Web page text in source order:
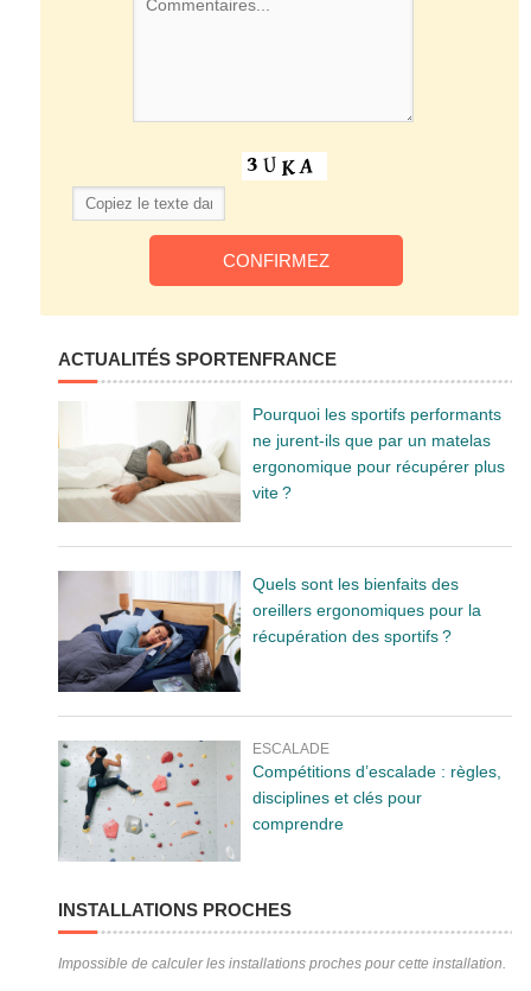
ACTUALITÉS SPORTENFRANCE
Pourquoi les sportifs performants
ne jurent-ils que par un matelas
ergonomique pour récupérer plus
vite ?
Quels sont les bienfaits des
oreillers ergonomiques pour la
récupération des sportifs ?
ESCALADE
Compétitions d’escalade : règles,
disciplines et clés pour
comprendre
INSTALLATIONS PROCHES
Impossible de calculer les installations proches pour cette installation.